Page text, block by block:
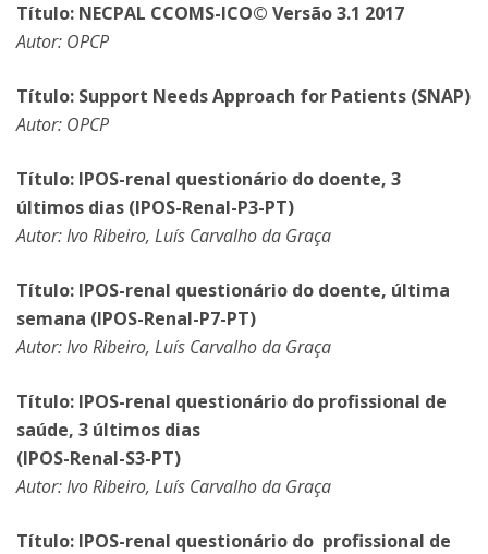
Título: NECPAL CCOMS-ICO© Versão 3.1 2017
Autor: OPCP
Título: Support Needs Approach for Patients (SNAP)
Autor: OPCP
Título: IPOS-renal questionário do doente, 3
últimos dias (IPOS-Renal-P3-PT)
Autor: Ivo Ribeiro, Luís Carvalho da Graça
Título: IPOS-renal questionário do doente, última
semana (IPOS-Renal-P7-PT)
Autor: Ivo Ribeiro, Luís Carvalho da Graça
Título: IPOS-renal questionário do profissional de
saúde, 3 últimos dias
(IPOS-Renal-S3-PT)
Autor: Ivo Ribeiro, Luís Carvalho da Graça
Título: IPOS-renal questionário do profissional de